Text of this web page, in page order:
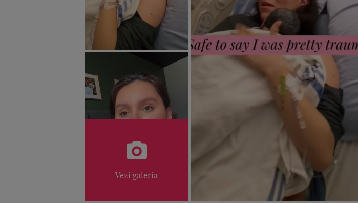
Vezi galeria